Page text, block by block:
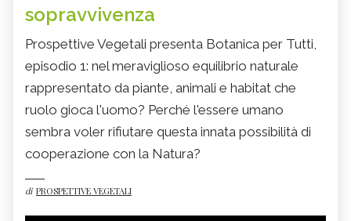
sopravvivenza
Prospettive Vegetali presenta Botanica per Tutti,
episodio 1: nel meraviglioso equilibrio naturale
rappresentato da piante, animali e habitat che
ruolo gioca l'uomo? Perché l'essere umano
sembra voler rifiutare questa innata possibilità di
cooperazione con la Natura?
di PROSPETTIVE VEGETALI